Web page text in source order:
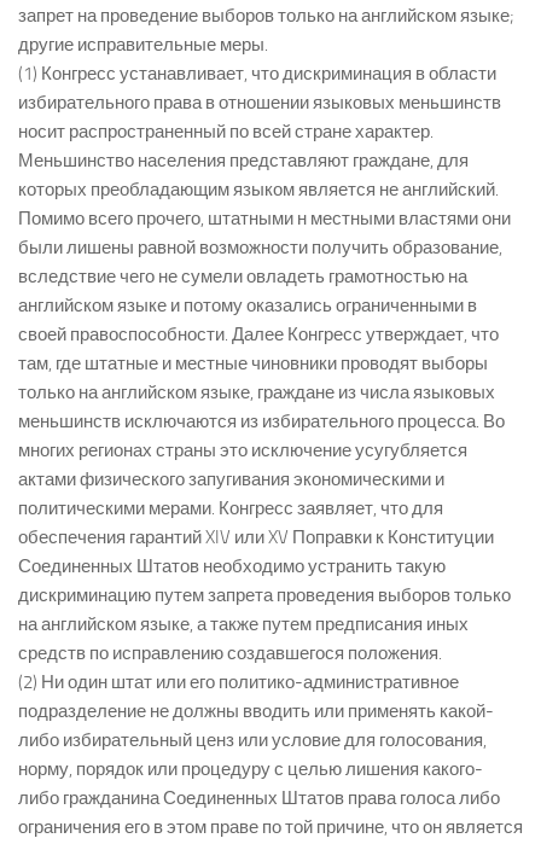
запрет на проведение выборов только на английском языке;
другие исправительные меры.
(1) Конгресс устанавливает, что дискриминация в области
избирательного права в отношении языковых меньшинств
носит распространенный по всей стране характер.
Меньшинство населения представляют граждане, для
которых преобладающим языком является не английский.
Помимо всего прочего, штатными н местными властями они
были лишены равной возможности получить образование,
вследствие чего не сумели овладеть грамотностью на
английском языке и потому оказались ограниченными в
своей правоспособности. Далее Конгресс утверждает, что
там, где штатные и местные чиновники проводят выборы
только на английском языке, граждане из числа языковых
меньшинств исключаются из избирательного процесса. Во
многих регионах страны это исключение усугубляется
актами физического запугивания экономическими и
политическими мерами. Конгресс заявляет, что для
обеспечения гарантий XIV или XV Поправки к Конституции
Соединенных Штатов необходимо устранить такую
дискриминацию путем запрета проведения выборов только
на английском языке, а также путем предписания иных
средств по исправлению создавшегося положения.
(2) Ни один штат или его политико-административное
подразделение не должны вводить или применять какой-
либо избирательный ценз или условие для голосования,
норму, порядок или процедуру с целью лишения какого-
либо гражданина Соединенных Штатов права голоса либо
ограничения его в этом праве по той причине, что он является